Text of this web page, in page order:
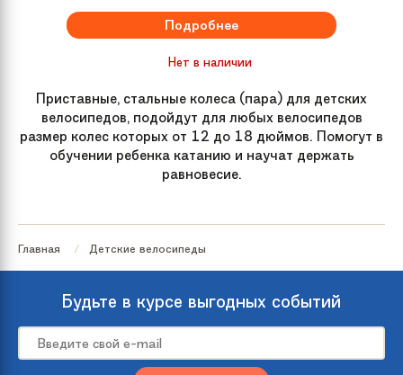
Подробнее
Нет в наличии
Приставные, стальные колеса (пара) для детских
велосипедов, подойдут для любых велосипедов
размер колес которых от 12 до 18 дюймов. Помогут в
обучении ребенка катанию и научат держать
равновесие.
Главная Детские велосипеды
Будьте в курсе выгодных событий